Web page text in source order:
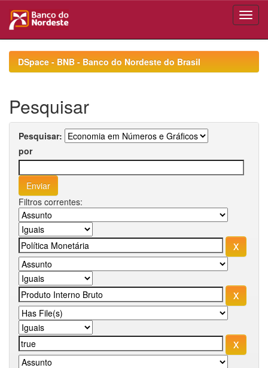
navigationDSpace - BNB - Banco do Nordeste do Brasil
Pesquisar
Pesquisar:
por
Filtros correntes: